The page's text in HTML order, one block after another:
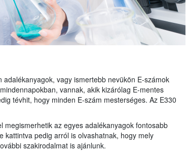
vagy ismertebb nevükön E-számok
vannak, akik kizárólag E-mentes
tévhit, hogy minden E-szám mesterséges. Az E330
az egyes adalékanyagok fontosabb
kattintva pedig arról is olvashatnak, hogy mely
szakirodalmat is ajánlunk.